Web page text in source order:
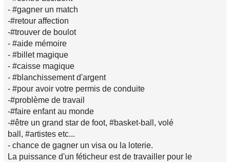
- #gagner un match
-#retour affection
-#trouver de boulot
- #aide mémoire
- #billet magique
- #caisse magique
- #blanchissement d'argent
- #pour avoir votre permis de conduite
-#problème de travail
-#faire enfant au monde
-#être un grand star de foot, #basket-ball, volé
ball, #artistes etc...
- chance de gagner un visa ou la loterie.
La puissance d'un féticheur est de travailler pour le